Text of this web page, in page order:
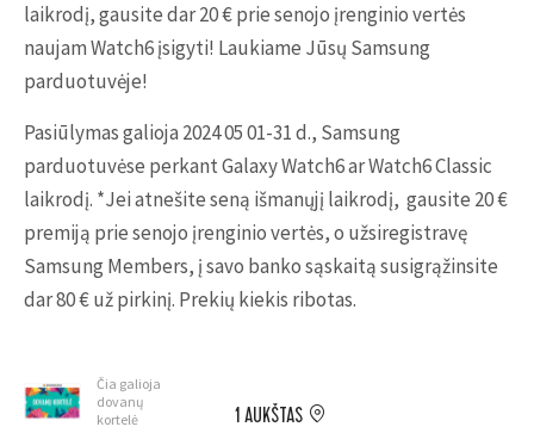
laikrodį, gausite dar 20 € prie senojo įrenginio vertės
naujam Watch6 įsigyti! Laukiame Jūsų Samsung
parduotuvėje!
Pasiūlymas galioja 2024 05 01-31 d., Samsung
parduotuvėse perkant Galaxy Watch6 ar Watch6 Classic
laikrodį. *Jei atnešite seną išmanųjį laikrodį, gausite 20 €
premiją prie senojo įrenginio vertės, o užsiregistravę
Samsung Members, į savo banko sąskaitą susigrąžinsite
dar 80 € už pirkinį. Prekių kiekis ribotas.
Čia galioja
dovanų
kortelė
1 AUKŠTAS